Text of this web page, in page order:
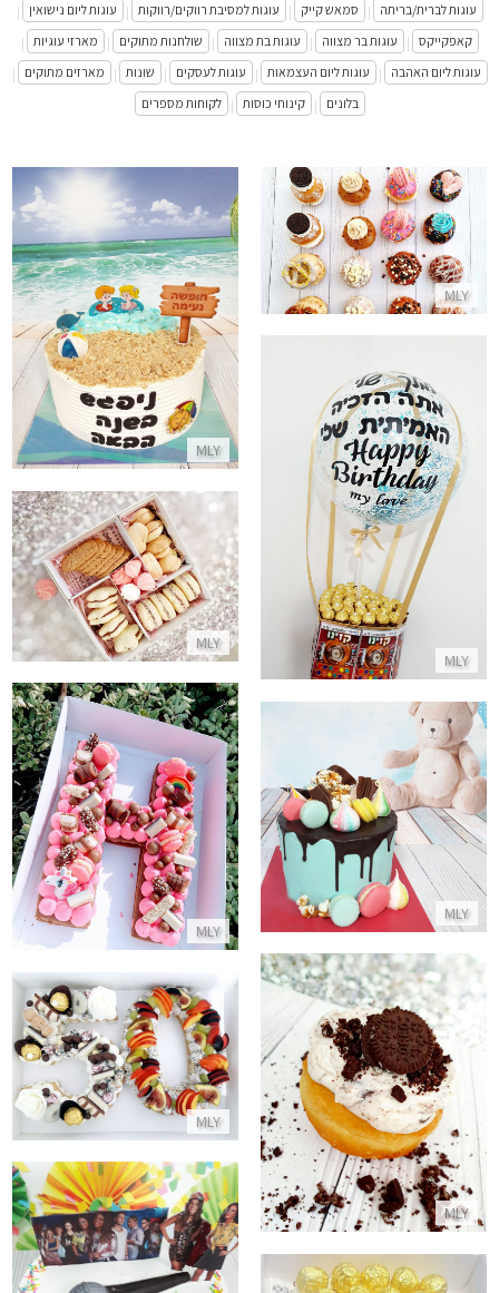
עוגות לברית/בריתה
| סמאש קייק | עוגות למסיבת רווקים/רווקות | עוגות ליום נישואין
|
קאפקייקס | עוגות בר מצווה | עוגות בת מצווה | שולחנות מתוקים | מארזי עוגיות |
עוגות ליום האהבה
| עוגות ליום העצמאות | עוגות לעסקים | שונות | מארזים מתוקים
|
בלונים
| קינוחי כוסות | לקוחות מספרים
MLY
עוגת זילוף מיוחדת לחופש
התקשר/י
MLY
סופגניות בטעמים להזמנה לחג החנוכה
התקשר/י
MLY
מארז בלון בהקדשה אישית וממתקים לאבא
התקשר/י
MLY
מארז עוגיות מפנק
התקשר/י
MLY
עוגת חד קרן ורודה
התקשר/י
MLY
עוגת מעוצבת דריפ לברית
התקשר/י
MLY
סופגניית אוריאו
התקשר/י MLY
עוגה לגיל 50
התקשר/י
עוגת כפולה